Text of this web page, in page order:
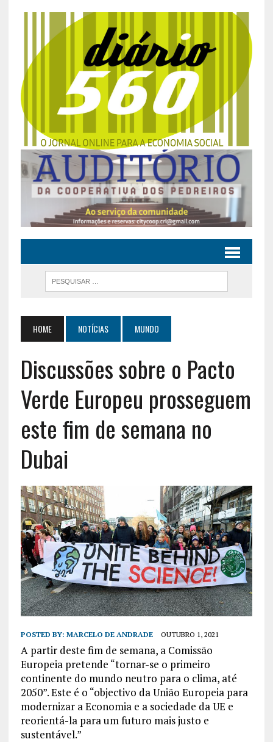
HOME NOTÍCIAS MUNDO
Discussões sobre o Pacto
Verde Europeu prosseguem
este fim de semana no
Dubai
POSTED BY: MARCELO DE ANDRADE OUTUBRO 1, 2021
A partir deste fim de semana, a Comissão
Europeia pretende “tornar-se o primeiro
continente do mundo neutro para o clima, até
2050”. Este é o “objectivo da União Europeia para
modernizar a Economia e a sociedade da UE e
reorientá-la para um futuro mais justo e
sustentável.”